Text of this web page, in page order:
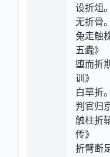
设折俎
无折骨
兔走触
五蠹》
堕而折
训》
白草折
判官归
触柱折
传》
折臂断